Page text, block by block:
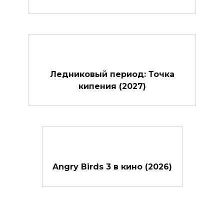
Ледниковый период: Точка
кипения (2027)
Angry Birds 3 в кино (2026)